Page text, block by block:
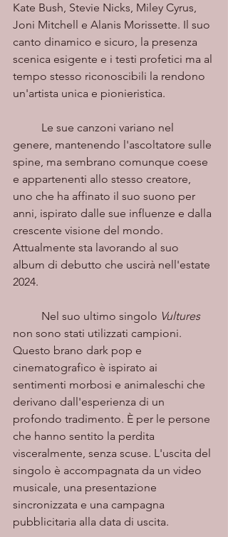
Kate Bush, Stevie Nicks, Miley Cyrus,
Joni Mitchell e Alanis Morissette. Il suo
canto dinamico e sicuro, la presenza
scenica esigente e i testi profetici ma al
tempo stesso riconoscibili la rendono
un'artista unica e pionieristica.
genere, mantenendo l'ascoltatore sulle
spine, ma sembrano comunque coese
e appartenenti allo stesso creatore,
uno che ha affinato il suo suono per
anni, ispirato dalle sue influenze e dalla
crescente visione del mondo.
Attualmente sta lavorando al suo
album di debutto che uscirà nell'estate
2024.
	Nel suo ultimo singolo
Vultures
non sono stati utilizzati campioni.
Questo brano dark pop e
cinematografico è ispirato ai
sentimenti morbosi e animaleschi che
derivano dall'esperienza di un
profondo tradimento. È per le persone
che hanno sentito la perdita
visceralmente, senza scuse. L'uscita del
singolo è accompagnata da un video
musicale, una presentazione
sincronizzata e una campagna
pubblicitaria alla data di uscita.